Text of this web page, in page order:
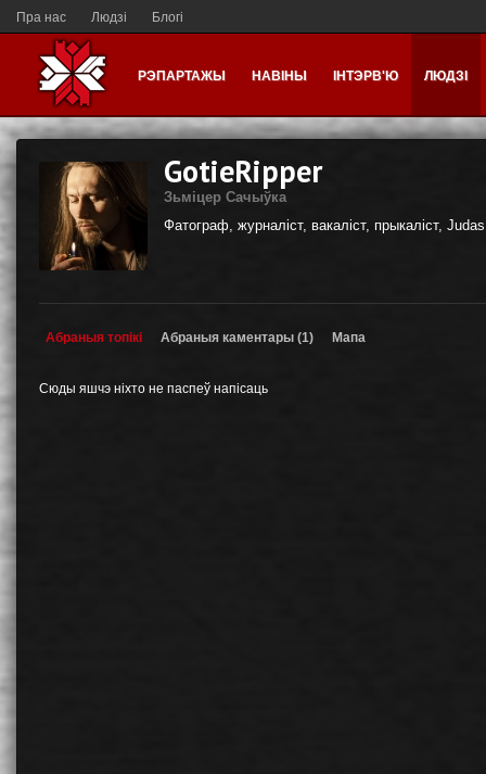
Пра нас Людзі Блогі
РЭПАРТАЖЫ НАВІНЫ ІНТЭРВ'Ю ЛЮДЗІ
GotieRipper
Зьміцер Сачыўка
Фатограф, журналіст, вакаліст, прыкаліст,
Абраныя топікі Абраныя каментары (1) Мапа
Сюды яшчэ ніхто не паспеў напісаць